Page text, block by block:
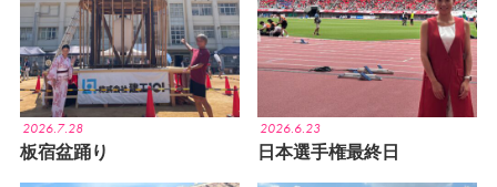
2026.7.28
板宿盆踊り
2026.6.23
日本選手権最終日